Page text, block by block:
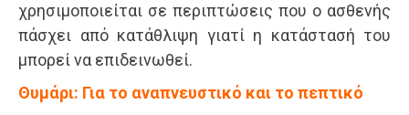
χρησιμοποιείται σε περιπτώσεις που ο ασθενής
πάσχει από κατάθλιψη γιατί η κατάστασή του
μπορεί να επιδεινωθεί.
Θυμάρι: Για το αναπνευστικό και το πεπτικό